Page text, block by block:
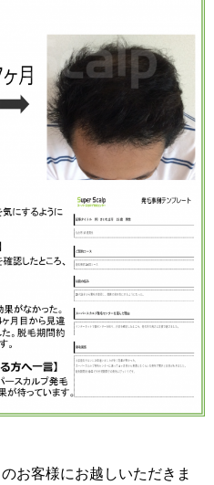
のお客様にお越しいただきま